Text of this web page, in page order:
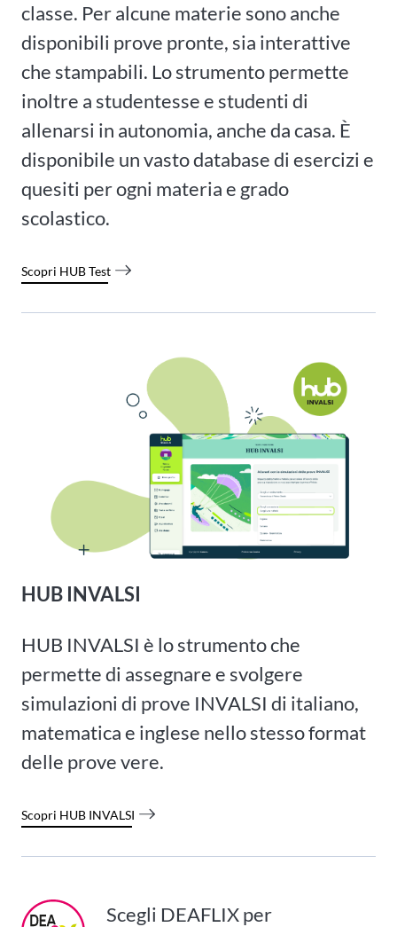
classe. Per alcune materie sono anche
disponibili prove pronte, sia interattive
che stampabili. Lo strumento permette
inoltre a studentesse e studenti di
allenarsi in autonomia, anche da casa. È
disponibile un vasto database di esercizi e
quesiti per ogni materia e grado
scolastico.
Scopri HUB Test
HUB INVALSI
HUB INVALSI è lo strumento che
permette di assegnare e svolgere
simulazioni di prove INVALSI di italiano,
matematica e inglese nello stesso format
delle prove vere.
Scopri HUB INVALSI
Scegli DEAFLIX per